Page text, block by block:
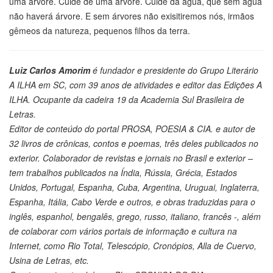
não haverá árvore. E sem árvores não exisitiremos nós, irmãos
gêmeos da natureza, pequenos filhos da terra.
Luiz Carlos Amorimé fundador e presidente do Grupo Literário
A ILHA em SC, com 39 anos de atividades e editor das Edições A
ILHA. Ocupante da cadeira 19 da Academia Sul Brasileira de
Letras.
Editor de conteúdo do portal PROSA, POESIA & CIA. e autor de
32 livros de crônicas, contos e poemas, três deles publicados no
exterior. Colaborador de revistas e jornais no Brasil e exterior –
tem trabalhos publicados na Índia, Rússia, Grécia, Estados
Unidos, Portugal, Espanha, Cuba, Argentina, Uruguai, Inglaterra,
Espanha, Itália, Cabo Verde e outros, e obras traduzidas para o
inglês, espanhol, bengalês, grego, russo, italiano, francês -, além
de colaborar com vários portais de informação e cultura na
Internet, como Rio Total, Telescópio, Cronópios, Alla de Cuervo,
Usina de Letras, etc.